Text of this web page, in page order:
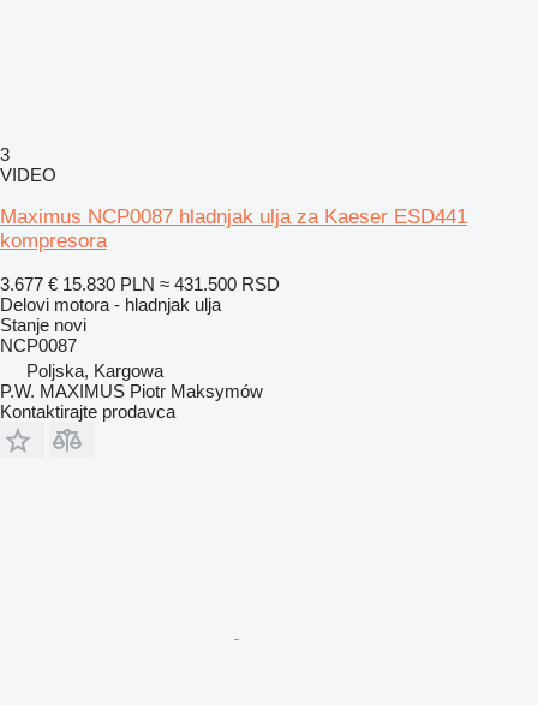
3
VIDEO
Maximus NCP0087 hladnjak ulja za Kaeser ESD441
kompresora
3.677 € 15.830 PLN ≈ 431.500 RSD
Delovi motora - hladnjak ulja
Stanje novi
NCP0087
Poljska, Kargowa
P.W. MAXIMUS Piotr Maksymów
Kontaktirajte prodavca